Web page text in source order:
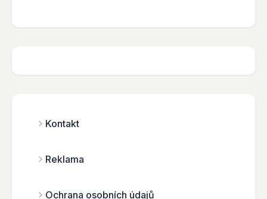
Kontakt
Reklama
Ochrana osobních údajů